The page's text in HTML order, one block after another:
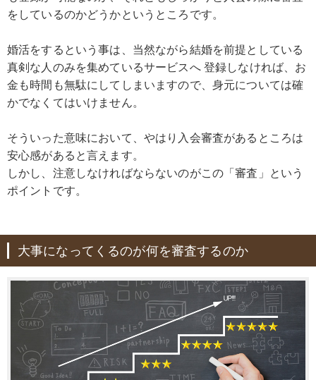
をしているのかどうかというところです。
婚活をするという事は、当然ながら結婚を前提としている
真剣な人のみを集めているサービスへ 登録しなければ、お
金も時間も無駄にしてしまいますので、身元については確
かでなくてはいけません。
そういった意味において、やはり入会審査があるところは
安心感があると言えます。
しかし、注意しなければならないのがこの「審査」という
ポイントです。
大事になってくるのが何を審査するのか